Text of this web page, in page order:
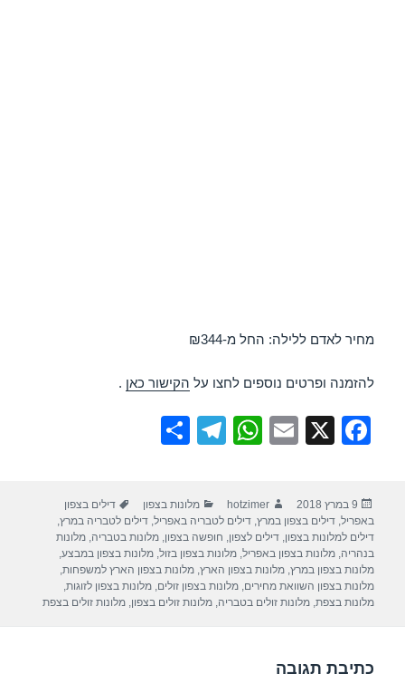
מחיר לאדם ללילה: החל מ-₪344
להזמנה ופרטים נוספים לחצו על הקישור כאן .
F
e
b
o
o
X
E
W
s
A
p
p
T
gr
a
m
e
פורסם
בתאריך
9 במרץ 2018 מחבר
hotzimer קטגוריות
מלונות בצפון תגיות
דילים בצפון
באפריל,דילים בצפון במרץ,דילים לטבריה באפריל,דילים לטבריה במרץ,
דילים למלונות בצפון,דילים לצפון, חופשה בצפון,מלונות בטבריה,מלונות
בנהריה,מלונות בצפון באפריל,מלונות בצפון בזול,מלונות בצפון במבצע,
מלונות בצפון במרץ,מלונות בצפון הארץ,מלונות בצפון הארץ למשפחות,
מלונות בצפון השוואת מחירים,מלונות בצפון זולים,מלונות בצפון לזוגות,
מלונות בצפת,מלונות זולים בטבריה,מלונות זולים בצפון,מלונות זולים בצפת
כתיבת תגובה